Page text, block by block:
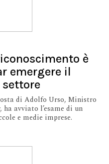
è
emergere il
di Adolfo Urso, Ministro
avviato l’esame di un
e medie imprese.